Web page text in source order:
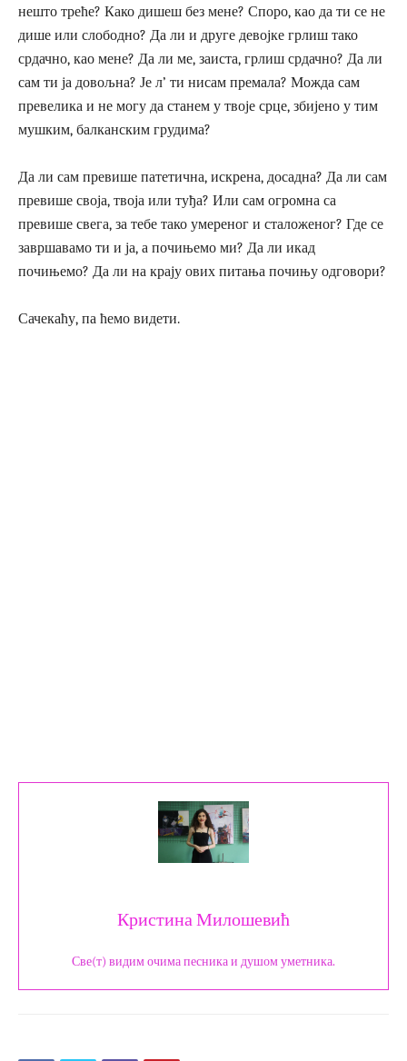
нешто треће? Како дишеш без мене? Споро, као да ти се не
дише или слободно? Да ли и друге девојке грлиш тако
срдачно, као мене? Да ли ме, заиста, грлиш срдачно? Да ли
сам ти ја довољна? Је л’ ти нисам премала? Можда сам
превелика и не могу да станем у твоје срце, збијено у тим
мушким, балканским грудима?
Да ли сам превише патетична, искрена, досадна? Да ли сам
превише своја, твоја или туђа? Или сам огромна са
превише свега, за тебе тако умереног и сталоженог? Где се
завршавамо ти и ја, а почињемо ми? Да ли икад
почињемо? Да ли на крају ових питања почињу одговори?
Сачекаћу, па ћемо видети.
Кристина Милошевић
Све(т) видим очима песника и душом уметника.